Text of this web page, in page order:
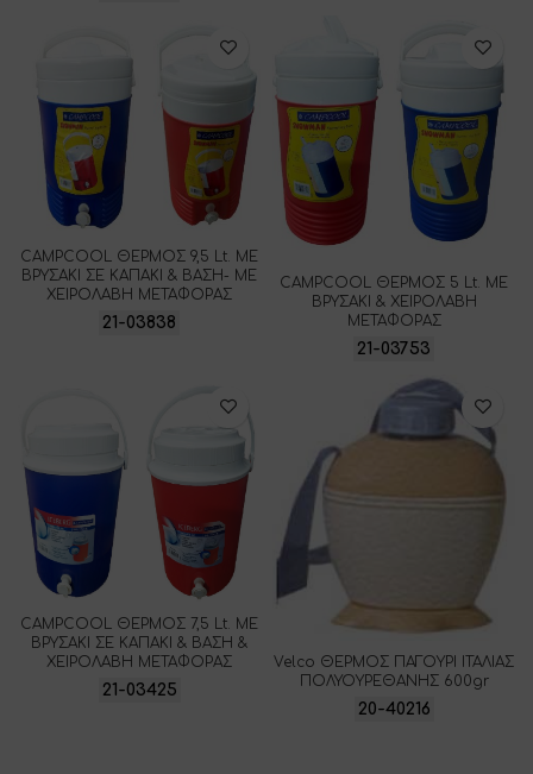
CAMPCOOL ΘΕΡΜΟΣ 9,5 Lt. ΜΕ
ΒΡΥΣΑΚΙ ΣΕ ΚΑΠΑΚΙ & ΒΑΣΗ- ΜΕ
ΧΕΙΡΟΛΑΒΗ ΜΕΤΑΦΟΡΑΣ
21-03838
CAMPCOOL ΘΕΡΜΟΣ 5 Lt. ΜΕ
ΒΡΥΣΑΚΙ & ΧΕΙΡΟΛΑΒΗ
ΜΕΤΑΦΟΡΑΣ
21-03753
CAMPCOOL ΘΕΡΜΟΣ 7,5 Lt. ΜΕ
ΒΡΥΣΑΚΙ ΣΕ ΚΑΠΑΚΙ & ΒΑΣΗ &
ΧΕΙΡΟΛΑΒΗ ΜΕΤΑΦΟΡΑΣ
21-03425
Velco ΘΕΡΜΟΣ ΠΑΓΟΥΡΙ ΙΤΑΛΙΑΣ
ΠΟΛΥΟΥΡΕΘΑΝΗΣ 600gr
20-40216